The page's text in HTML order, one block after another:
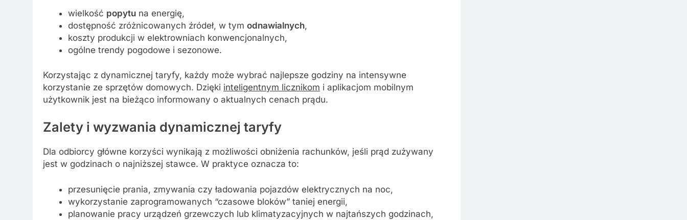
wielkość popytuna energię,
dostępność zróżnicowanych źródeł, w tym odnawialnych,
koszty produkcji w elektrowniach konwencjonalnych,
ogólne trendy pogodowe i sezonowe.
Korzystając z dynamicznej taryfy, każdy może wybrać najlepsze godziny na intensywne
korzystanie ze sprzętów domowych. Dzięki inteligentnym licznikom i aplikacjom mobilnym
użytkownik jest na bieżąco informowany o aktualnych cenach prądu.
Zalety i wyzwania dynamicznej taryfy
Dla odbiorcy główne korzyści wynikają z możliwości obniżenia rachunków, jeśli prąd zużywany
jest w godzinach o najniższej stawce. W praktyce oznacza to:
przesunięcie prania, zmywania czy ładowania pojazdów elektrycznych na noc,
wykorzystanie zaprogramowanych “czasowe bloków” taniej energii,
planowanie pracy urządzeń grzewczych lub klimatyzacyjnych w najtańszych godzinach,